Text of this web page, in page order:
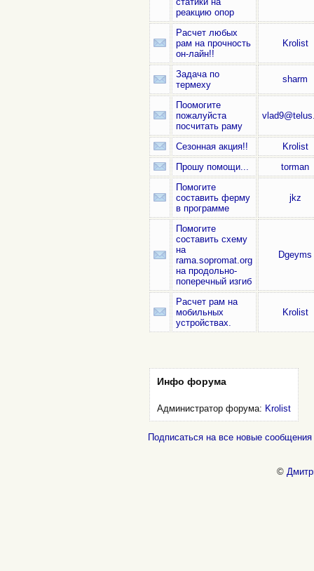
реакцию опор
Расчет любых
рам на прочность
он-лайн!!
Krolist
Задача по
термеху
sharm
Поомогите
пожалуйста
посчитать раму
Сезонная акция!!
Krolist
Прошу помощи...
torman
Помогите
составить ферму
в программе
jkz
Помогите
составить схему
на
rama.sopromat.org
на продольно-
поперечный изгиб
Dgeyms
Расчет рам на
мобильных
устройствах.
Krolist
Инфо форума
Администратор форума: Krolist
Подписаться на все новые
©